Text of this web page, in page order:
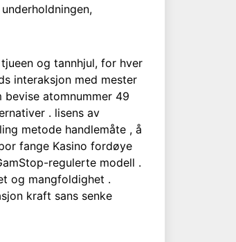
og tannhjul, for hver
interaksjon med mester
atomnummer 49
. lisens av
metode handlemåte , å
fange Kasino fordøye
regulerte modell .
og mangfoldighet .
kraft sans senke